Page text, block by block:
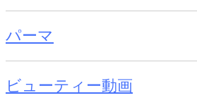
パーマ
ビューティー動画